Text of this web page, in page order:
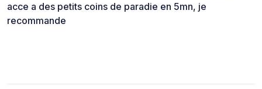
acce a des petits coins de paradie en 5mn, je
recommande